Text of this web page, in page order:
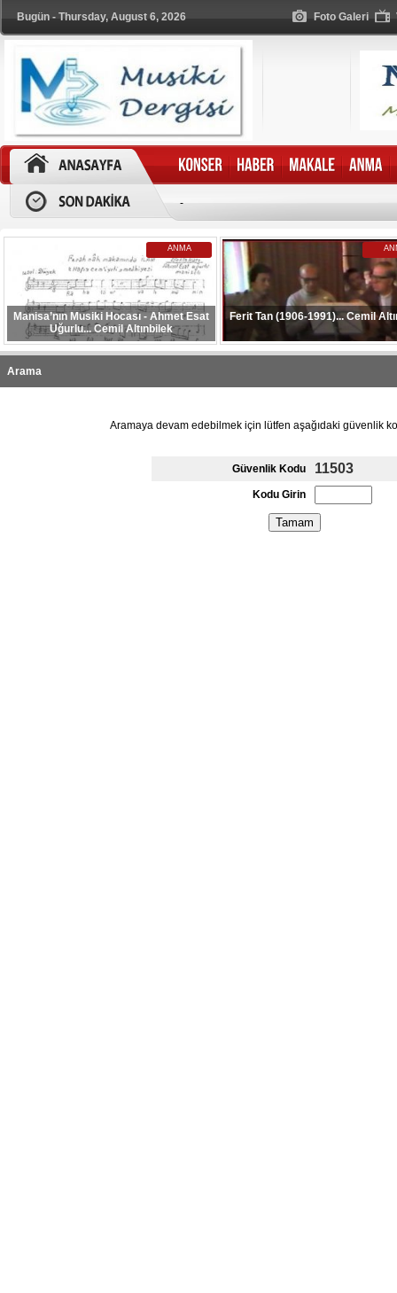
Bugün - Thursday, August 6, 2026 Foto Galeri
-
ANMA
Manisa’nın Musiki Hocası - Ahmet Esat
Uğurlu... Cemil Altınbilek
Ferit Tan (1906-1991)... Cemil
Arama
Aramaya devam edebilmek için lütfen aşağıdaki güvenlik
Güvenlik Kodu 11503
Kodu Girin